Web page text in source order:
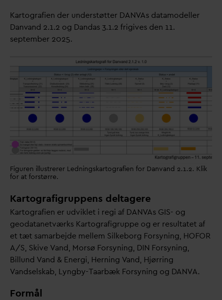
Kartografien der understøtter DANVAs datamodeller
Danvand 2.1.2 og Dandas 3.1.2 frigives den 11.
september 2025.
Figuren illustrerer Ledningskartografien for Danvand 2.1.2. Klik
for at forstørre.
Kartografigruppens deltagere
Kartografien er udviklet i regi af DANVAs GIS- og
geodatanetværks Kartografigruppe og er resultatet af
et tæt samarbejde mellem Silkeborg Forsyning, HOFOR
A/S, Skive Vand, Morsø Forsyning, DIN Forsyning,
Billund Vand & Energi, Herning Vand, Hjørring
Vandselskab, Lyngby-Taarbæk Forsyning og DANVA.
Formål